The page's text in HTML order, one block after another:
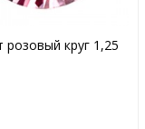
розовый круг 1,25